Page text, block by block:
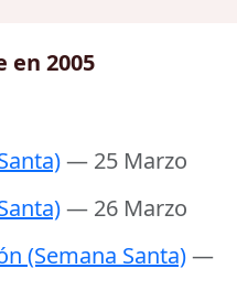
en 2005
— 25 Marzo
— 26 Marzo
(Semana Santa)—